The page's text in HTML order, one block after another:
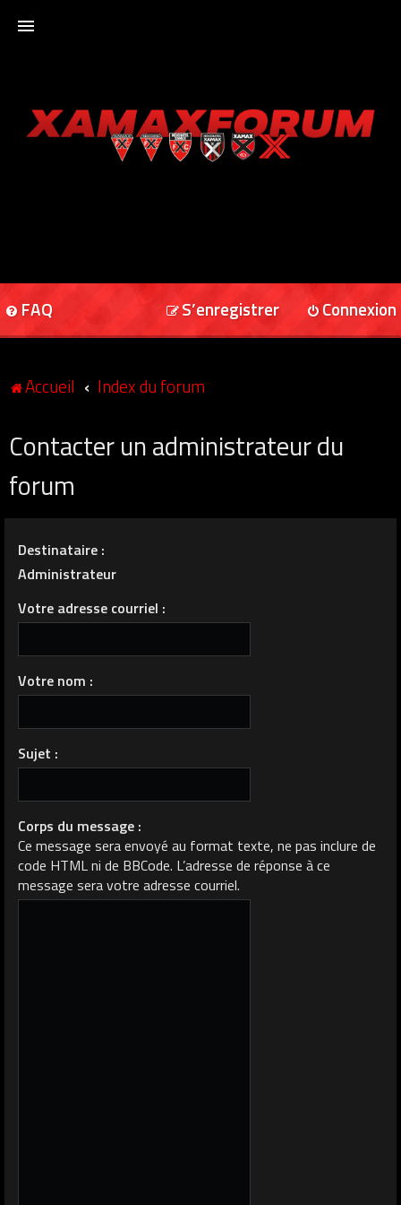
XAMAXFORUM
FAQ Connexion
S’enregistrer
Accueil Index du forum
Contacter un administrateur du
forum
Destinataire :
Administrateur
Votre adresse courriel :
Votre nom :
Sujet :
Corps du message :
Ce message sera envoyé au format texte, ne pas inclure de
code HTML ni de BBCode. L’adresse de réponse à ce
message sera votre adresse courriel.